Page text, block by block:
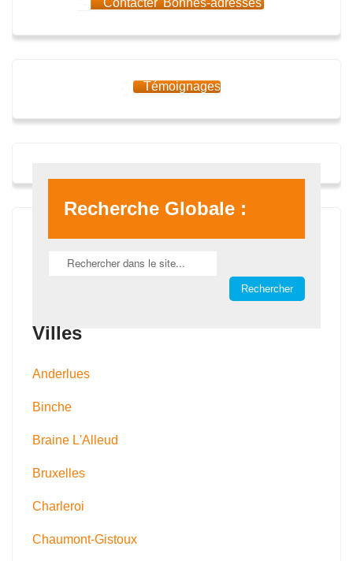
Contacter 'Bonnes-adresses'
Témoignages
Recherche Globale :
Villes
Anderlues
Binche
Braine L'Alleud
Bruxelles
Charleroi
Chaumont-Gistoux